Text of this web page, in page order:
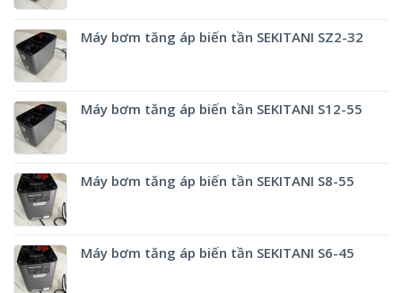
Máy bơm tăng áp biến tần SEKITANI SZ2-32
Máy bơm tăng áp biến tần SEKITANI S12-55
Máy bơm tăng áp biến tần SEKITANI S8-55
Máy bơm tăng áp biến tần SEKITANI S6-45